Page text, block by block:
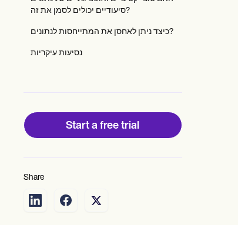
Help Center
Training Hub
Switch to Carepatron
Get started
סיעודיים יכולים לסמן את זה?
כיצד ניתן לאחסן את המתייחסות לנתונים?
נסיעות עיקריות
Start a free trial
Share